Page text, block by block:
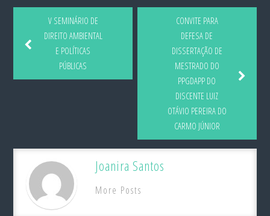
V SEMINÁRIO DE
DIREITO AMBIENTAL
E POLÍTICAS
PÚBLICAS
CONVITE PARA
DEFESA DE
DISSERTAÇÃO DE
MESTRADO DO
PPGDAPP DO
DISCENTE LUIZ
OTÁVIO PEREIRA DO
CARMO JÚNIOR
Joanira Santos
More Posts